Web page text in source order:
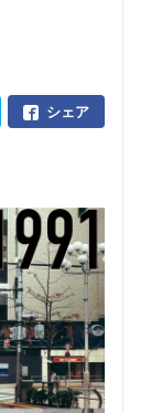
シェア